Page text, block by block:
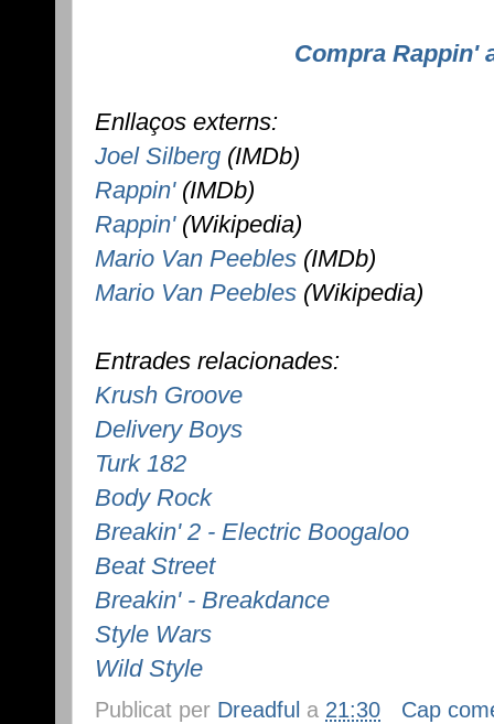
Compra Rappin'
Enllaços externs:
Joel Silberg (IMDb)
Rappin'(IMDb)
Rappin'(Wikipedia)
Mario Van Peebles (IMDb)
Mario Van Peebles (Wikipedia)
Entrades relacionades:
Krush Groove
Delivery Boys
Turk 182
Body Rock
Breakin' 2 - Electric Boogaloo
Beat Street
Breakin' - Breakdance
Style Wars
Wild Style
Publicat per Dreadful a 21:30
Cap